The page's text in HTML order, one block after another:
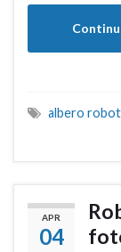
albero robot
APR
04